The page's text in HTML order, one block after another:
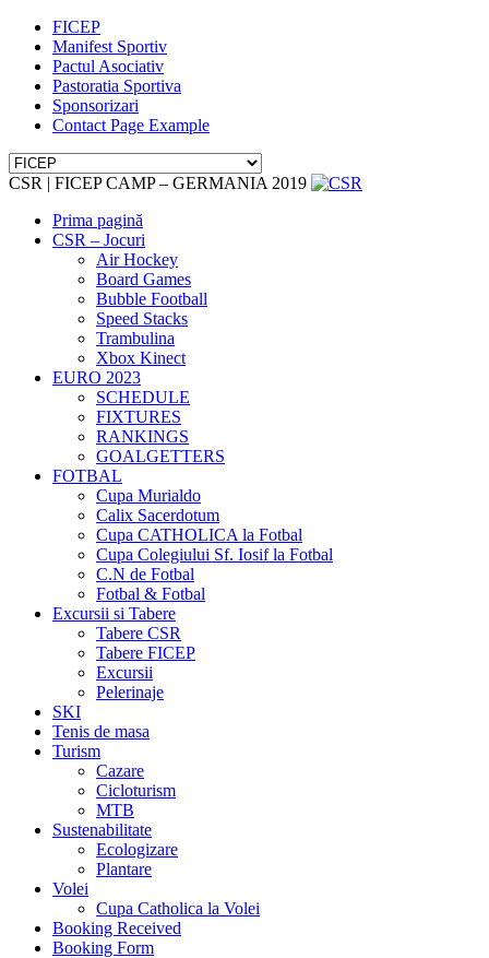
FICEP
Manifest Sportiv
Pactul Asociativ
Pastoratia Sportiva
Sponsorizari
Contact Page Example
CSR | FICEP CAMP – GERMANIA 2019
Prima pagină
CSR – Jocuri
Air Hockey
Board Games
Bubble Football
Speed Stacks
Trambulina
Xbox Kinect
EURO 2023
SCHEDULE
FIXTURES
RANKINGS
GOALGETTERS
FOTBAL
Cupa Murialdo
Calix Sacerdotum
Cupa CATHOLICA la Fotbal
Cupa Colegiului Sf. Iosif la Fotbal
C.N de Fotbal
Fotbal & Fotbal
Excursii si Tabere
Tabere CSR
Tabere FICEP
Excursii
Pelerinaje
SKI
Tenis de masa
Turism
Cazare
Cicloturism
MTB
Sustenabilitate
Ecologizare
Plantare
Volei
Cupa Catholica la Volei
Booking Received
Booking Form